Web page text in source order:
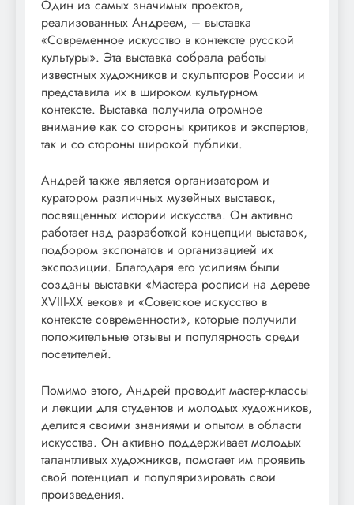
Один из самых значимых проектов,
реализованных Андреем, – выставка
«Современное искусство в контексте русской
культуры». Эта выставка собрала работы
известных художников и скульпторов России и
представила их в широком культурном
контексте. Выставка получила огромное
внимание как со стороны критиков и экспертов,
так и со стороны широкой публики.
Андрей также является организатором и
куратором различных музейных выставок,
посвященных истории искусства. Он активно
работает над разработкой концепции выставок,
подбором экспонатов и организацией их
экспозиции. Благодаря его усилиям были
созданы выставки «Мастера росписи на дереве
XVIII-XX веков» и «Советское искусство в
контексте современности», которые получили
положительные отзывы и популярность среди
посетителей.
Помимо этого, Андрей проводит мастер-классы
и лекции для студентов и молодых художников,
делится своими знаниями и опытом в области
искусства. Он активно поддерживает молодых
талантливых художников, помогает им проявить
свой потенциал и популяризировать свои
произведения.